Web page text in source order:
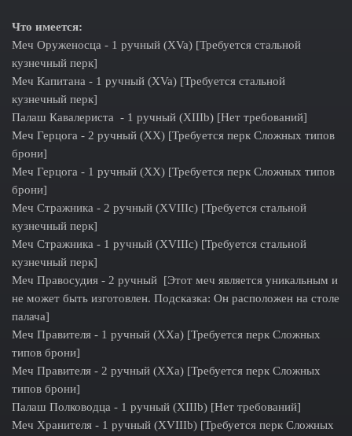
Что имеется:
Меч Оруженосца - 1 ручный (XVa) [Требуется стальной
кузнечный перк]
Меч Капитана - 1 ручный (XVa) [Требуется стальной
кузнечный перк]
Палаш Кавалериста - 1 ручный (XIIIb) [Нет требований]
Меч Герцога - 2 ручный (XX) [Требуется перк Сложных типов
брони]
Меч Герцога - 1 ручный (XX) [Требуется перк Сложных типов
брони]
Меч Стражника - 2 ручный (XVIIIc) [Требуется стальной
кузнечный перк]
Меч Стражника - 1 ручный (XVIIIc) [Требуется стальной
кузнечный перк]
Меч Правосудия - 2 ручный [Этот меч является уникальным и
не может быть изготовлен. Подсказка: Он расположен на столе
палача]
Меч Правителя - 1 ручный (XXa) [Требуется перк Сложных
типов брони]
Меч Правителя - 2 ручный (XXa) [Требуется перк Сложных
типов брони]
Палаш Полководца - 1 ручный (XIIIb) [Нет требований]
Меч Хранителя - 1 ручный (XVIIIb) [Требуется перк Сложных